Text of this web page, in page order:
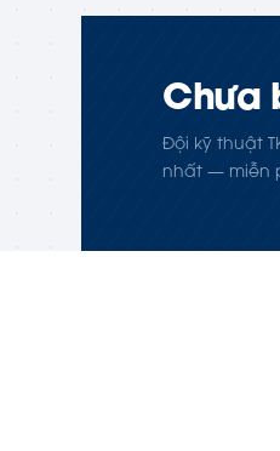
Chưa
Đội kỹ thuật
nhất — miễn